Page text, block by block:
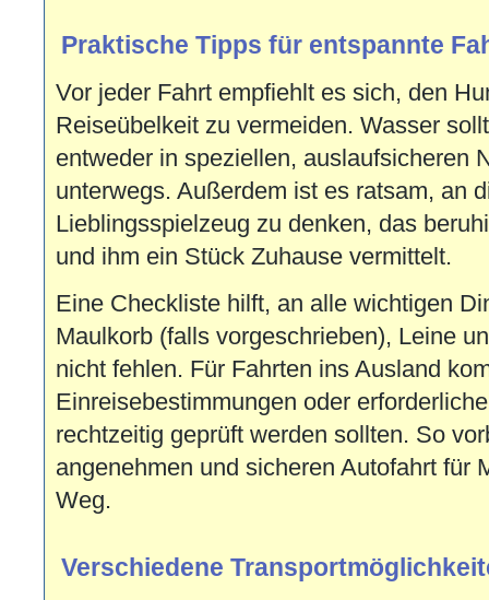
Praktische Tipps für entspannte
Vor jeder Fahrt empfiehlt es sich, den
Reiseübelkeit zu vermeiden. Wasser
entweder in speziellen, auslaufsicheren
unterwegs. Außerdem ist es ratsam, an
Lieblingsspielzeug zu denken, das
und ihm ein Stück Zuhause vermittelt.
Eine Checkliste hilft, an alle wichtigen
Maulkorb (falls vorgeschrieben), Leine
nicht fehlen. Für Fahrten ins Ausland
Einreisebestimmungen oder
rechtzeitig geprüft werden sollten. So
angenehmen und sicheren Autofahrt für
Weg.
Verschiedene